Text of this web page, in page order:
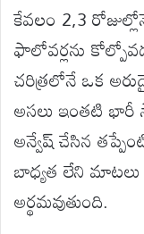
కేవలం 2,3
ఫాలోవర్లను
చరిత్రలోనే ఒక
అసలు ఇంతటి భారీ
అన్వేష్ చేసిన
బాధ్యత లేని
అర్థమవుతుంది.